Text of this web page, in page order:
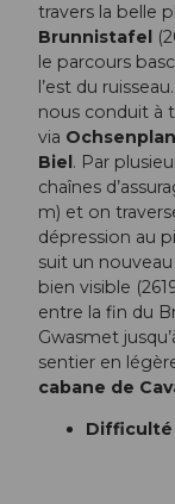
travers la belle
Brunnistafel
le parcours
l’est du
nous conduit à
via
Biel . Par
chaînes
m) et on
dépression au
suit un nouveau
bien visible
entre la fin du
Gwasmet
sentier en
cabane de